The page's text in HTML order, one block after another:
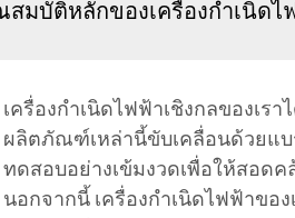
มบัติหลักของเครื่องกำเนิดไ
เครื่องกำเนิดไฟฟ้าเชิงกลของเ
ผลิตภัณฑ์เหล่านี้ขับเคลื่อนด้วยแบ
ทดสอบอย่างเข้มงวดเพื่อให้สอดคล้
นอกจากนี้ เครื่องกำเนิดไฟฟ้าขอ